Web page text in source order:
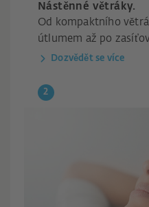
Nástěnné větráky.
Od kompaktního
útlumem až po
Dozvědět se více